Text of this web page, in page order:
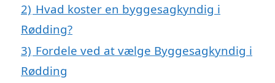
2) Hvad koster en byggesagkyndig i
Rødding?
3) Fordele ved at vælge Byggesagkyndig i
Rødding